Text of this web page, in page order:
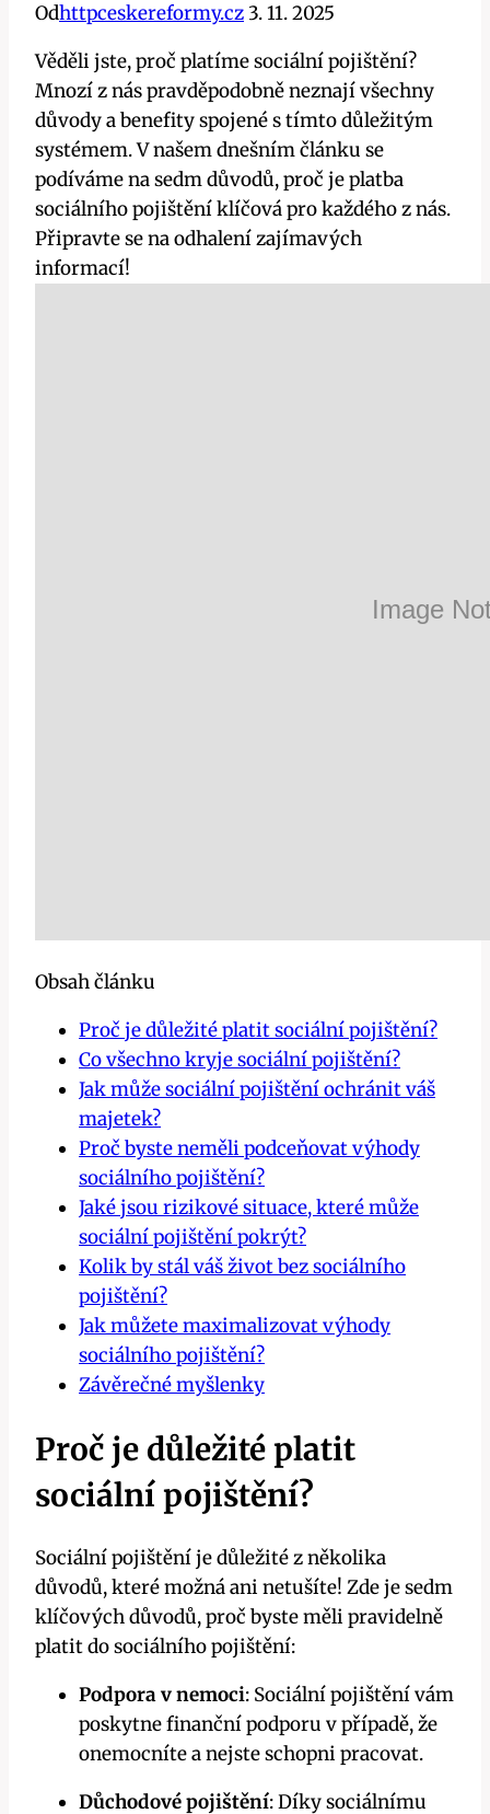
Odhttpceskereformy.cz3. 11. 2025
Věděli jste, proč platíme sociální pojištění?
Mnozí z nás pravděpodobně neznají všechny
důvody a benefity spojené s tímto důležitým
systémem. V našem dnešním článku se
podíváme na sedm důvodů, proč je platba
sociálního pojištění klíčová pro každého z nás.
Připravte se na odhalení zajímavých
informací!
Obsah článku
Proč je důležité platit sociální pojištění?
Co všechno kryje sociální pojištění?
Jak může sociální pojištění ochránit váš
majetek?
Proč byste neměli podceňovat výhody
sociálního pojištění?
Jaké jsou rizikové situace, které může
sociální pojištění pokrýt?
Kolik by stál váš život bez sociálního
pojištění?
Jak můžete maximalizovat výhody
sociálního pojištění?
Závěrečné myšlenky
Proč je důležité platit
sociální pojištění?
Sociální pojištění je důležité z několika
důvodů, které možná ani netušíte! Zde je sedm
klíčových důvodů, proč byste měli pravidelně
platit do sociálního pojištění:
Podpora v nemoci: Sociální pojištění vám
poskytne finanční podporu v případě, že
onemocníte a nejste schopni pracovat.
Důchodové pojištění: Díky sociálnímu